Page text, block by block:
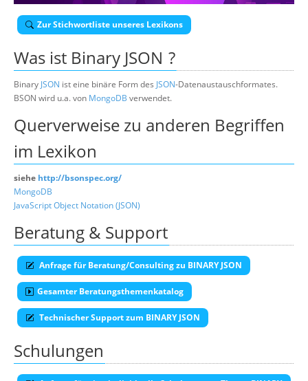
Über uns
Zur Stichwortliste unseres Lexikons
Was ist Binary JSON ?
Binary JSON ist eine binäre Form des JSON-Datenaustauschformates.
BSON wird u.a. von MongoDB verwendet.
Querverweise zu anderen Begriffen
im Lexikon
siehe http://bsonspec.org/
MongoDB
JavaScript Object Notation (JSON)
Beratung & Support
Anfrage für Beratung/Consulting zu BINARY JSON
Gesamter Beratungsthemenkatalog
Technischer Support zum BINARY JSON
Schulungen